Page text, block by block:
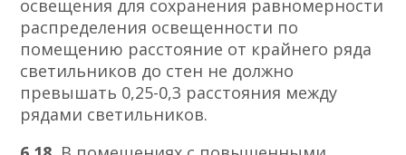
освещения для сохранения равномерности
распределения освещенности по
помещению расстояние от крайнего ряда
светильников до стен не должно
превышать 0,25-0,3 расстояния между
рядами светильников.